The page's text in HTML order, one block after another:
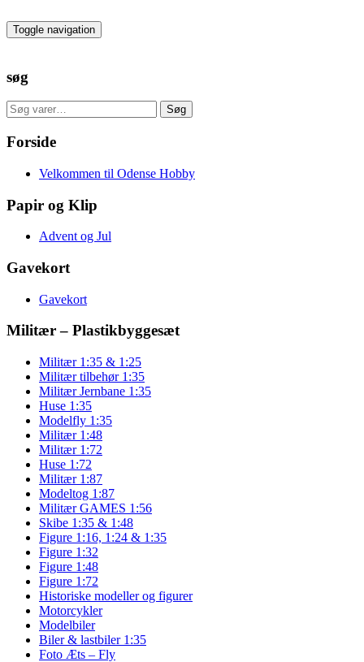
to
the
Toggle navigation
søg
Søg
efter:
Søg
Forside
Velkommen til Odense Hobby
Papir og Klip
Advent og Jul
Gavekort
Gavekort
Militær – Plastikbyggesæt
Militær 1:35 & 1:25
Militær tilbehør 1:35
Militær Jernbane 1:35
Huse 1:35
Modelfly 1:35
Militær 1:48
Militær 1:72
Huse 1:72
Militær 1:87
Modeltog 1:87
Militær GAMES 1:56
Skibe 1:35 & 1:48
Figure 1:16, 1:24 & 1:35
Figure 1:32
Figure 1:48
Figure 1:72
Historiske modeller og figurer
Motorcykler
Modelbiler
Biler & lastbiler 1:35
Foto Æts – Fly